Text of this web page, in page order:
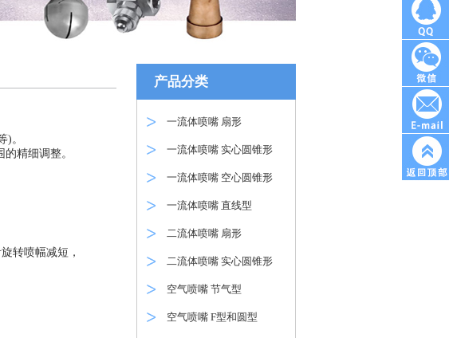
)。
精细调整。
转喷幅减短，
产品分类
一流体喷嘴 扇形
一流体喷嘴 实心圆锥形
一流体喷嘴 空心圆锥形
一流体喷嘴 直线型
二流体喷嘴 扇形
二流体喷嘴 实心圆锥形
空气喷嘴 节气型
空气喷嘴 F型和圆型